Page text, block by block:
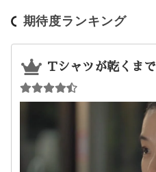
期待度ランキング
Tシャツが乾くまで